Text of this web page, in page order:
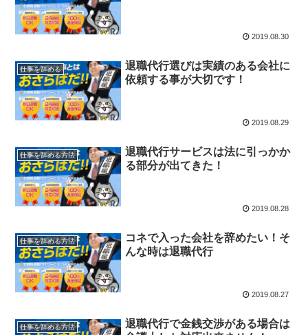
2019.08.30
仕事を辞める
退職代行選びは実績のある会社に
依頼する事が大切です！
2019.08.29
仕事を辞める方法
退職代行サービスは法に引っかか
る部分が出てきた！
2019.08.28
仕事を辞める方法
コネで入った会社を辞めたい！そ
んな時は退職代行
2019.08.27
仕事を辞める方法
退職代行で金銭交渉がある場合は